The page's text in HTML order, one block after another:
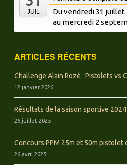
JUIL
Du vendredi 31 juillet
au mercredi 2
ARTICLES RÉCENTS
Challenge Alain Rozé : Pistolets vs
12 janvier 2026
Résultats de la saison sportive
26 juillet 2025
Concours PPM 25m et 50m pistolet
26 avril 2025